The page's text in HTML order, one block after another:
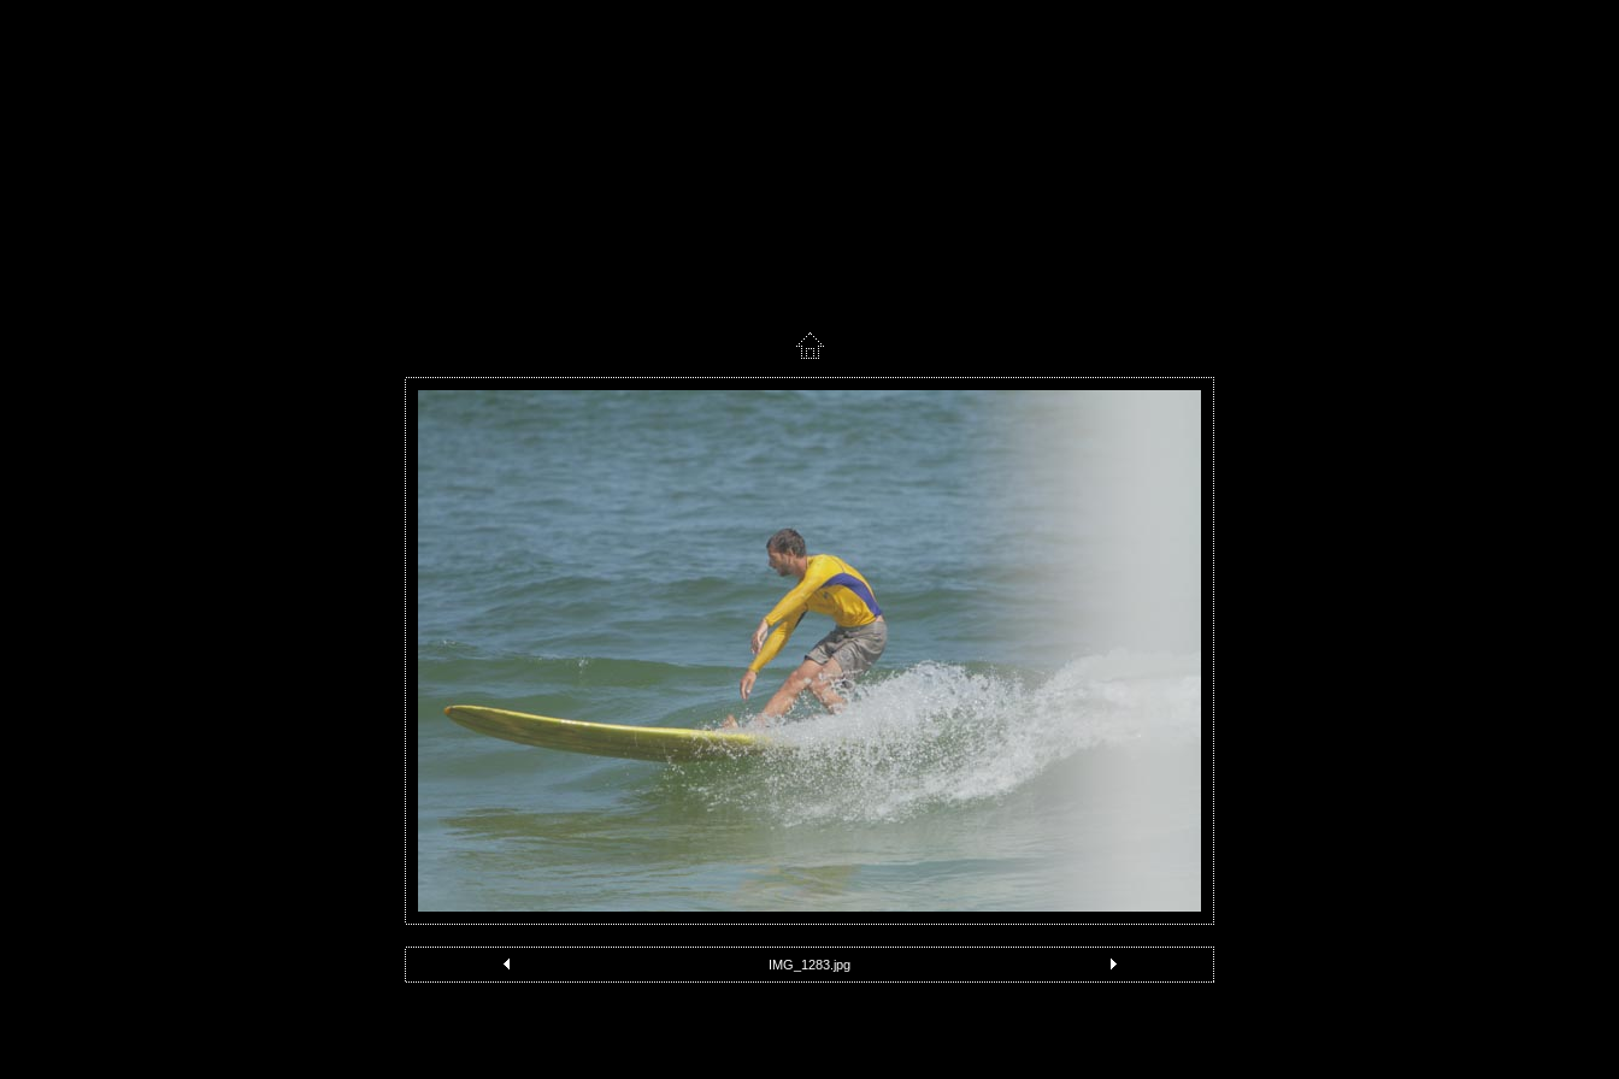
IMG_1283.jpg